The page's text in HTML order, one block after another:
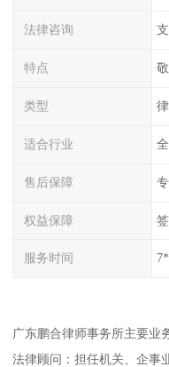
法律咨询
特点
类型
适合行业
售后保障
权益保障
服务时间
广东鹏合律师事务所主要业
法律顾问：担任机关、企事